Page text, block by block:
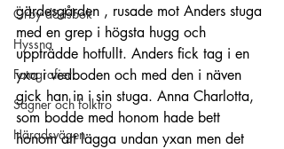
Örby dödsbok
Hyssna
Fotografier
Sägner och folktro
Häradsvägen
gärdesgården , rusade mot Anders stuga
med en grep i högsta hugg och
uppträdde hotfullt. Anders fick tag i en
yxa i vedboden och med den i näven
gick han in i sin stuga. Anna Charlotta,
som bodde med honom hade bett
honom att lägga undan yxan men det